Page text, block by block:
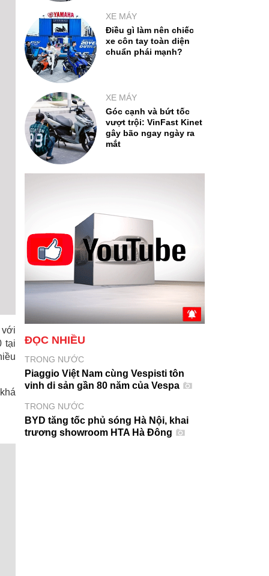
với
tại
XE MÁY
Điều gì làm nên chiếc
xe côn tay toàn diện
chuẩn phái mạnh?
XE MÁY
Góc cạnh và bứt tốc
vượt trội: VinFast Kinet
gây bão ngay ngày ra
mắt
ĐỌC NHIỀU
TRONG NƯỚC
Piaggio Việt Nam cùng Vespisti tôn
vinh di sản gần 80 năm của Vespa
TRONG NƯỚC
BYD tăng tốc phủ sóng Hà Nội, khai
trương showroom HTA Hà Đông